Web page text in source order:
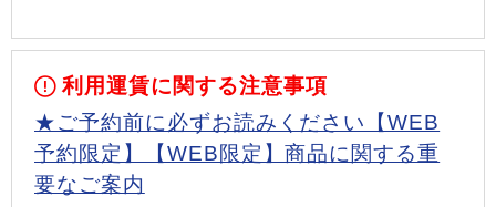
利用運賃に関する注意事項
★ご予約前に必ずお読みください【WEB
予約限定】【WEB限定】商品に関する重
要なご案内